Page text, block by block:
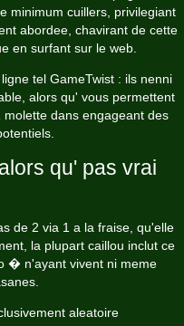
minimum cuillers, privilegiant
abordee, chavirant de cette
en surfant sur le web.
tel GameTwist : ils nenni
alors qu' vous permettent
dans engageant des
qu' pas vrai
de 2 via 1 a la fraise, qu'elle
la plupart caillou inclut ce
� n'ayant vivent ni meme
aleatoire